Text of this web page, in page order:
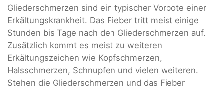
Gliederschmerzen sind ein typischer Vorbote einer
Erkältungskrankheit. Das Fieber tritt meist einige
Stunden bis Tage nach den Gliederschmerzen auf.
Zusätzlich kommt es meist zu weiteren
Erkältungszeichen wie Kopfschmerzen,
Halsschmerzen, Schnupfen und vielen weiteren.
Stehen die Gliederschmerzen und das Fieber